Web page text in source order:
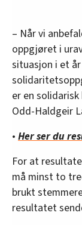
– Når vi
oppgjøret i
situasjon i et
er en
Odd-Haldgeir
• Her ser du
For at
må minst to
brukt
resultatet